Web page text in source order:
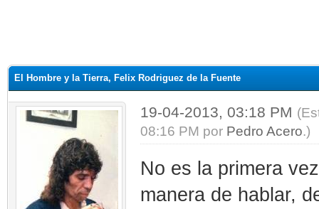
El Hombre y la Tierra, Felix Rodriguez de la Fuente
19-04-2013, 03:18 PM
08:16 PM por Pedro Acero.)
No es la primera
manera de hablar,